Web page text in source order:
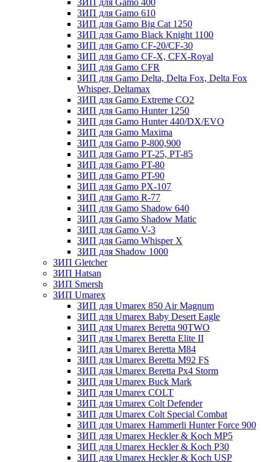
ЗИП для Gamo 400
ЗИП для Gamo 610
ЗИП для Gamo Big Cat 1250
ЗИП для Gamo Black Knight 1100
ЗИП для Gamo CF-20/CF-30
ЗИП для Gamo CF-X, CFX-Royal
ЗИП для Gamo CFR
ЗИП для Gamo Delta, Delta Fox, Delta Fox
Whisper, Deltamax
ЗИП для Gamo Extreme CO2
ЗИП для Gamo Hunter 1250
ЗИП для Gamo Hunter 440/DX/EVO
ЗИП для Gamo Maxima
ЗИП для Gamo P-800,900
ЗИП для Gamo PT-25, PT-85
ЗИП для Gamo PT-80
ЗИП для Gamo PT-90
ЗИП для Gamo PX-107
ЗИП для Gamo R-77
ЗИП для Gamo Shadow 640
ЗИП для Gamo Shadow Matic
ЗИП для Gamo V-3
ЗИП для Gamo Whisper X
ЗИП для Shadow 1000
ЗИП Gletcher
ЗИП Hatsan
ЗИП Smersh
ЗИП Umarex
ЗИП для Umarex 850 Air Magnum
ЗИП для Umarex Baby Desert Eagle
ЗИП для Umarex Beretta 90TWO
ЗИП для Umarex Beretta Elite II
ЗИП для Umarex Beretta M84
ЗИП для Umarex Beretta M92 FS
ЗИП для Umarex Beretta Px4 Storm
ЗИП для Umarex Buck Mark
ЗИП для Umarex COLT
ЗИП для Umarex Colt Defender
ЗИП для Umarex Colt Special Combat
ЗИП для Umarex Hammerli Hunter Force 900
ЗИП для Umarex Heckler & Koch MP5
ЗИП для Umarex Heckler & Koch P30
ЗИП для Umarex Heckler & Koch USP